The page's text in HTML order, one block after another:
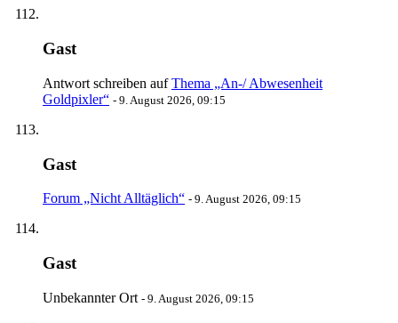
Gast
Antwort schreiben aufThema „An-/ Abwesenheit
Goldpixler“ - 9. August 2026, 09:15
Gast
Forum „Nicht Alltäglich“ - 9. August 2026, 09:15
Gast
Unbekannter Ort - 9. August 2026, 09:15